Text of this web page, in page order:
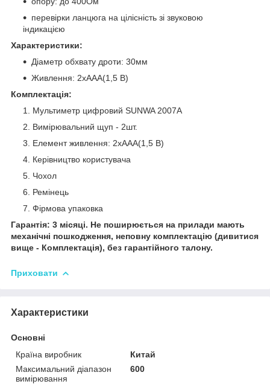
перевірки ланцюга на цілісність зі звуковою
індикацією
Характеристики:
Діаметр обхвату дроти: 30мм
Живлення: 2xAAA(1,5 В)
Комплектація:
Мультиметр цифровий SUNWA 2007A
Вимірювальний щуп - 2шт.
Елемент живлення: 2xAAA(1,5 В)
Керівництво користувача
Чохол
Ремінець
Фірмова упаковка
Гарантія: 3 місяці. Не поширюється на прилади мають
механічні пошкодження, неповну комплектацію (дивитися
вище - Комплектація), без гарантійного талону.
Приховати
Характеристики
Основні
Країна виробник
Китай
Максимальний діапазон
вимірювання
600